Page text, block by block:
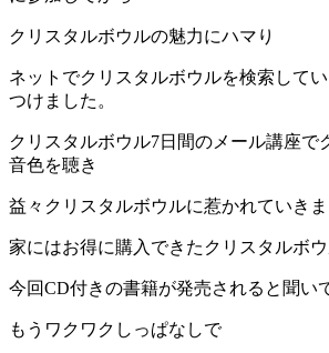
クリスタルボウルの魅力にハマり
ネットでクリスタルボウルを検索して
つけました。
クリスタルボウル7日間のメール講座で
音色を聴き
益々クリスタルボウルに惹かれていきま
家にはお得に購入できたクリスタルボ
今回CD付きの書籍が発売されると聞い
もうワクワクしっぱなしで